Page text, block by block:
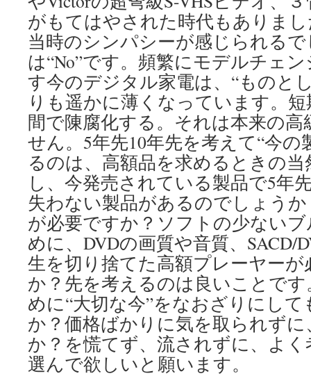
がもてはやされた時代もありま
当時のシンパシーが感じられる
は“No”です。頻繁にモデルチェ
す今のデジタル家電は、“ものと
りも遥かに薄くなっています。
間で陳腐化する。それは本来の
せん。5年先10年先を考えて“今の
るのは、高額品を求めるときの
し、今発売されている製品で5年
失わない製品があるのでしょう
が必要ですか？ソフトの少ない
めに、DVDの画質や音質、SACD/
生を切り捨てた高額プレーヤー
か？先を考えるのは良いことで
めに“大切な今”をなおざりにし
か？価格ばかりに気を取られず
か？を慌てず、流されずに、よ
選んで欲しいと願います。